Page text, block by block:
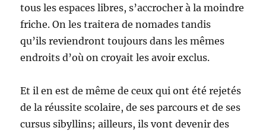
tous les espaces libres, s’accrocher à la moindre
friche. On les traitera de nomades tandis
qu’ils reviendront toujours dans les mêmes
endroits d’où on croyait les avoir exclus.
Et il en est de même de ceux qui ont été rejetés
de la réussite scolaire, de ses parcours et de ses
cursus sibyllins; ailleurs, ils vont devenir des